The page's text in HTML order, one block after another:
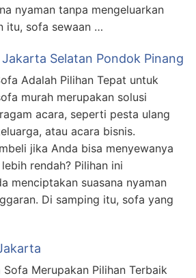
nyaman tanpa mengeluarkan
itu, sofa sewaan …
Selatan Pondok Pinang
Adalah Pilihan Tepat untuk
murah merupakan solusi
acara, seperti pesta ulang
atau acara bisnis.
jika Anda bisa menyewanya
rendah? Pilihan ini
menciptakan suasana nyaman
Di samping itu, sofa yang
Merupakan Pilihan Terbaik